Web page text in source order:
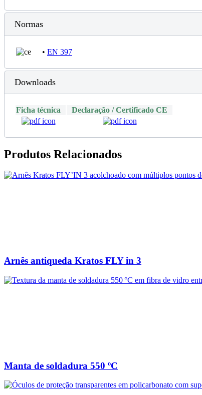
Normas
• EN 397
Downloads
Ficha técnica Declaração / Certificado CE
Produtos Relacionados
Arnês antiqueda Kratos FLY in 3
Manta de soldadura 550 ºC